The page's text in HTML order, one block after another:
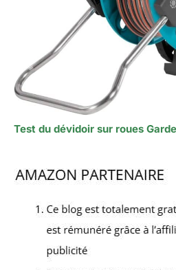
Test du dévidoir sur roues